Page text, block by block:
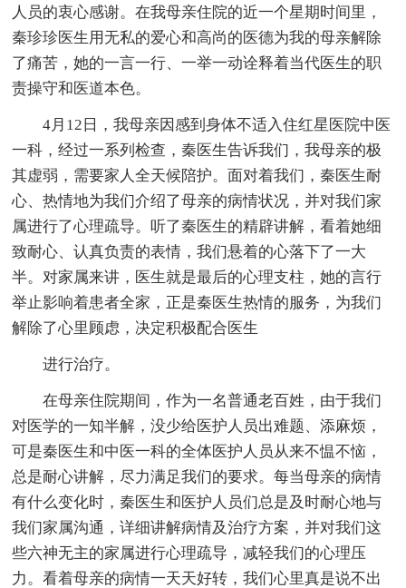
人员的衷心感谢。在我母亲住院的近一个星期时间里，
秦珍珍医生用无私的爱心和高尚的医德为我的母亲解除
了痛苦，她的一言一行、一举一动诠释着当代医生的职
责操守和医道本色。
4月12日，我母亲因感到身体不适入住红星医院中医
一科，经过一系列检查，秦医生告诉我们，我母亲的极
其虚弱，需要家人全天候陪护。面对着我们，秦医生耐
心、热情地为我们介绍了母亲的病情状况，并对我们家
属进行了心理疏导。听了秦医生的精辟讲解，看着她细
致耐心、认真负责的表情，我们悬着的心落下了一大
半。对家属来讲，医生就是最后的心理支柱，她的言行
举止影响着患者全家，正是秦医生热情的服务，为我们
解除了心里顾虑，决定积极配合医生
进行治疗。
在母亲住院期间，作为一名普通老百姓，由于我们
对医学的一知半解，没少给医护人员出难题、添麻烦，
可是秦医生和中医一科的全体医护人员从来不愠不恼，
总是耐心讲解，尽力满足我们的要求。每当母亲的病情
有什么变化时，秦医生和医护人员们总是及时耐心地与
我们家属沟通，详细讲解病情及治疗方案，并对我们这
些六神无主的家属进行心理疏导，减轻我们的心理压
力。看着母亲的病情一天天好转，我们心里真是说不出